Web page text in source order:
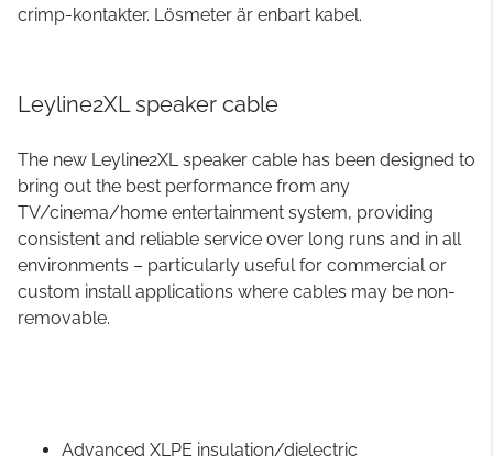
crimp-kontakter. Lösmeter är enbart kabel.
Leyline2XL speaker cable
The new Leyline2XL speaker cable has been designed to
bring out the best performance from any
TV/cinema/home entertainment system, providing
consistent and reliable service over long runs and in all
environments – particularly useful for commercial or
custom install applications where cables may be non-
removable.
Advanced XLPE insulation/dielectric